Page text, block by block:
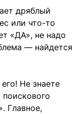
дряблый
или что-то
«ДА», не надо
— найдется
Не знаете
Главное,